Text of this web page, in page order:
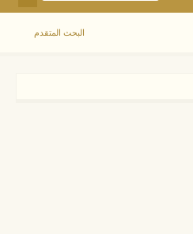
البحث المتقدم